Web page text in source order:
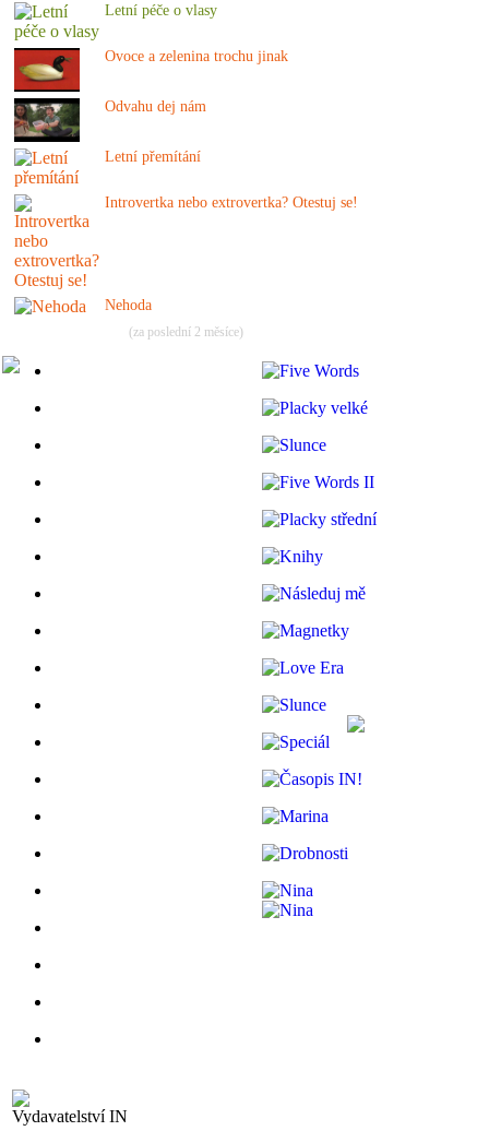
Letní péče o vlasy
Ovoce a zelenina trochu jinak
Odvahu dej nám
Letní přemítání
Introvertka nebo extrovertka? Otestuj se!
Nehoda
(za poslední 2 měsíce)
Vydavatelství IN